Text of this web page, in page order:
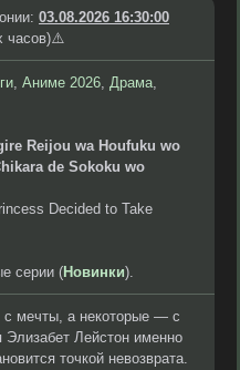
03.08.2026 16:30:00
часов)⚠️
, Аниме 2026, Драма,
Reijou wa Houfuku wo
de Sokoku wo
Decided to Take
серии (Новинки).
с мечты, а некоторые — с
Элизабет Лейстон именно
точкой невозврата.